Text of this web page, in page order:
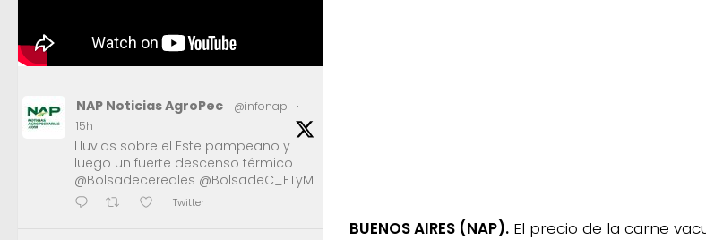
BUENOS AIRES (NAP). El precio de la carne
NAP Noticias AgroPec @infonap
·
15h
Lluvias sobre el Este pampeano y
luego un fuerte descenso térmico
@Bolsadecereales @BolsadeC_ETyM
Twitter